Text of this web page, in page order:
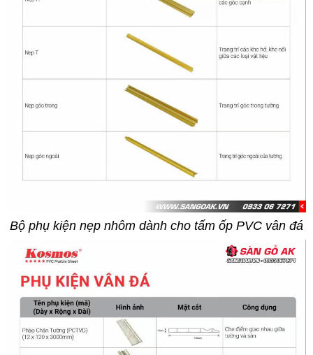
Bộ phụ kiện nẹp nhôm dành cho tấm ốp PVC vân đá